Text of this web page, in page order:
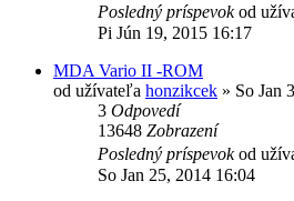
Posledný príspevokod
Pi Jún 19, 2015 16:17
MDA Vario II -ROM
od užívateľa honzikcek » So Jan
3 Odpovedí
13648 Zobrazení
Posledný príspevokod
So Jan 25, 2014 16:04